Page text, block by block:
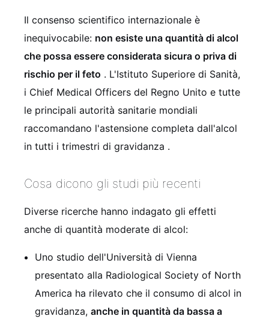
Il consenso scientifico internazionale è
inequivocabile: non esiste una quantità di alcol
che possa essere considerata sicura o priva di
rischio per il feto . L'Istituto Superiore di Sanità,
i Chief Medical Officers del Regno Unito e tutte
le principali autorità sanitarie mondiali
raccomandano l'astensione completa dall'alcol
in tutti i trimestri di gravidanza .
Cosa dicono gli studi più recenti
Diverse ricerche hanno indagato gli effetti
anche di quantità moderate di alcol:
Uno studio dell'Università di Vienna
presentato alla Radiological Society of North
America ha rilevato che il consumo di alcol in
gravidanza, anche in quantità da bassa a